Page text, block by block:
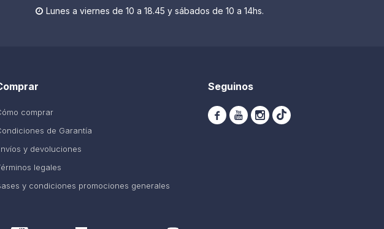
 Lunes a viernes de 10 a 18.45 y sábados de 10 a 14hs.
comprar
de Garantía
y devoluciones
legales
y condiciones promociones generales
Seguinos
  